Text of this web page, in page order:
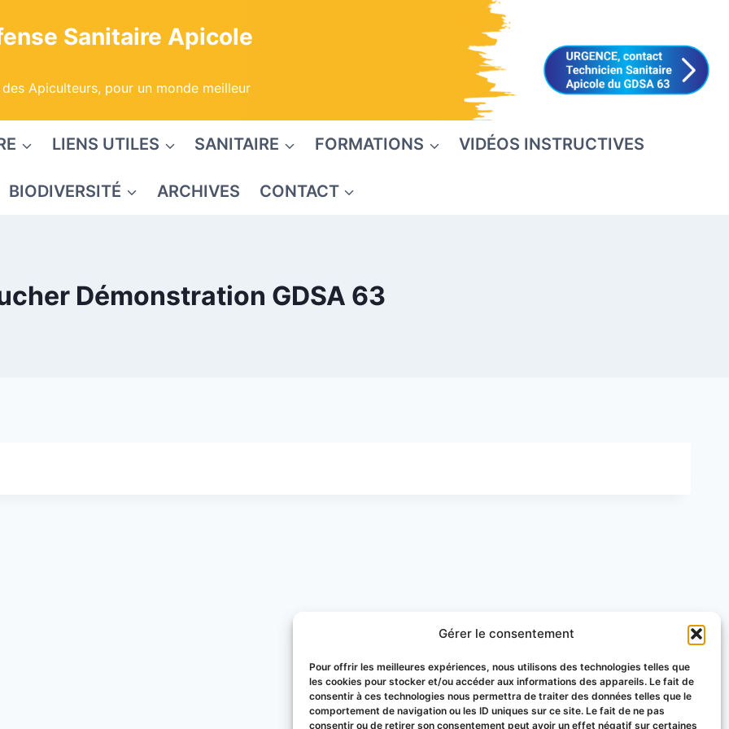
Gérer le consentement
Pour offrir les meilleures expériences, nous utilisons des technologies telles que
les cookies pour stocker et/ou accéder aux informations des appareils. Le fait de
consentir à ces technologies nous permettra de traiter des données telles que le
comportement de navigation ou les ID uniques sur ce site. Le fait de ne pas
consentir ou de retirer son consentement peut avoir un effet négatif sur certaines
Sanitaire Apicole
Apiculteurs, pour un monde meilleur
LIENS UTILES SANITAIRE FORMATIONS VIDÉOS INSTRUCTIVES
BIODIVERSITÉ ARCHIVES CONTACT
Démonstration GDSA 63